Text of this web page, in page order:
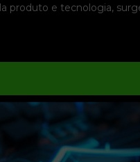
produto e tecnologia,